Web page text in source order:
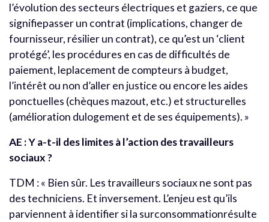
l’évolution des secteurs électriques et gaziers, ce que
signifiepasser un contrat (implications, changer de
fournisseur, résilier un contrat), ce qu’est un ‘client
protégé’, les procédures en cas de difficultés de
paiement, leplacement de compteurs à budget,
l’intérêt ou non d’aller en justice ou encore les aides
ponctuelles (chèques mazout, etc.) et structurelles
(amélioration dulogement et de ses équipements). »
AE : Y a-t-il des limites à l’action des travailleurs
sociaux ?
TDM : « Bien sûr. Les travailleurs sociaux ne sont pas
des techniciens. Et inversement. L’enjeu est qu’ils
parviennent à identifier si la surconsommationrésulte